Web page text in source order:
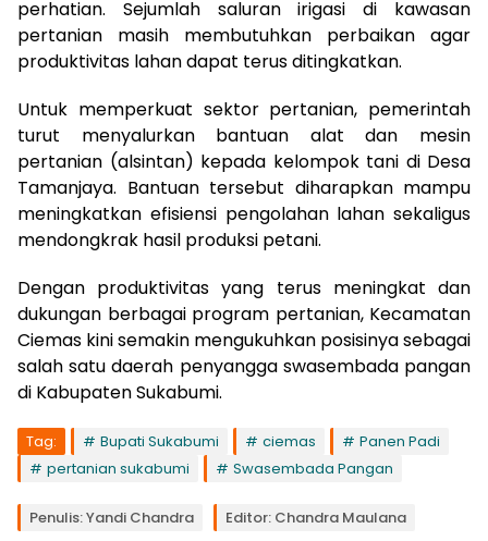
perhatian. Sejumlah saluran irigasi di kawasan
pertanian masih membutuhkan perbaikan agar
produktivitas lahan dapat terus ditingkatkan.
Untuk memperkuat sektor pertanian, pemerintah
turut menyalurkan bantuan alat dan mesin
pertanian (alsintan) kepada kelompok tani di Desa
Tamanjaya. Bantuan tersebut diharapkan mampu
meningkatkan efisiensi pengolahan lahan sekaligus
mendongkrak hasil produksi petani.
Dengan produktivitas yang terus meningkat dan
dukungan berbagai program pertanian, Kecamatan
Ciemas kini semakin mengukuhkan posisinya sebagai
salah satu daerah penyangga swasembada pangan
di Kabupaten Sukabumi.
Tag: Bupati Sukabumi ciemas
Panen Padi
pertanian sukabumi
Swasembada Pangan
Penulis: Yandi Chandra Editor: Chandra Maulana